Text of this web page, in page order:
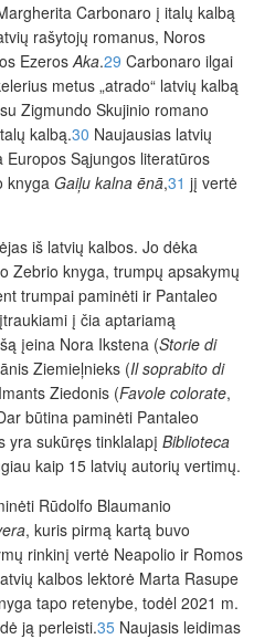
Carbonaro į italų kalbą
rašytojų romanus, Noros
EzerosAka.29 Carbonaro ilgai
metus „atrado“ latvių kalbą
Zigmundo Skujinio romano
kalbą.30 Naujausias latvių
Sąjungos literatūros
knyga Gaiļu kalna ēnā,31 jį vertė
iš latvių kalbos. Jo dėka
Zebrio knyga, trumpų apsakymų
trumpai paminėti ir Pantaleo
į čia aptariamą
įeina Nora Ikstena (Storie di
Ziemieļnieks (Il soprabito di
Ziedonis (Favole colorate,
būtina paminėti Pantaleo
yra sukūręs tinklalapį Biblioteca
kaip 15 latvių autorių vertimų.
Rūdolfo Blaumanio
, kuris pirmą kartą buvo
rinkinį vertė Neapolio ir Romos
kalbos lektorė Marta Rasupe
tapo retenybe, todėl 2021 m.
ją perleisti.35 Naujasis leidimas